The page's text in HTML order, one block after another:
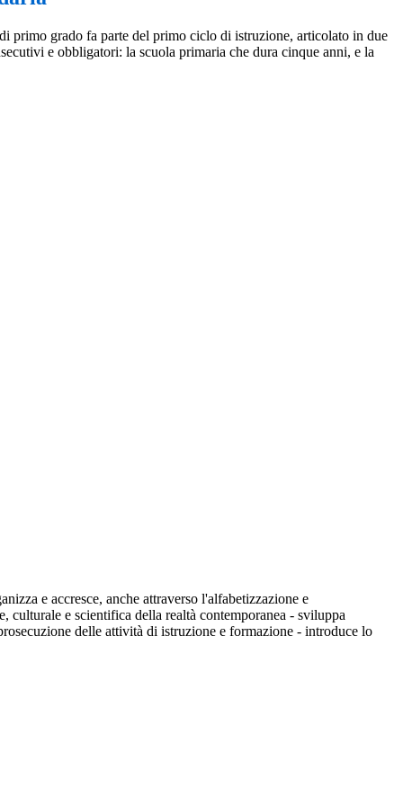
primo grado fa parte del primo ciclo di istruzione, articolato in due
e obbligatori: la scuola primaria che dura cinque anni, e la
e accresce, anche attraverso l'alfabetizzazione e
e scientifica della realtà contemporanea - sviluppa
delle attività di istruzione e formazione - introduce lo